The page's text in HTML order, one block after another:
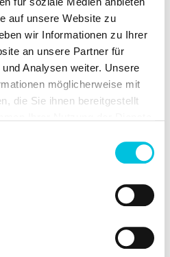
auf unsere Website zu
wir Informationen zu Ihrer
an unsere Partner für
Analysen weiter. Unsere
möglicherweise mit
die Sie ihnen bereitgestellt
pumping thanks the
piston
easy to clean double
bag holder
be wipe disinfected